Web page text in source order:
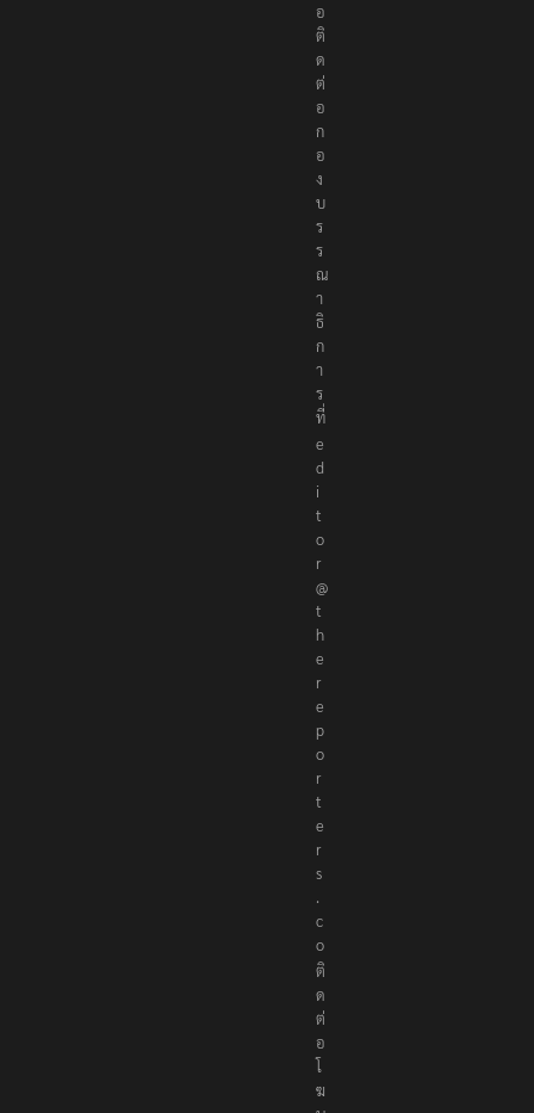
อ
ติ
ด
ต่
อ
ก
อ
ง
บ
ร
ร
ณ
า
ธิ
ก
า
ร
ที่
e
d
i
t
o
r
@
t
h
e
r
e
p
o
r
t
e
r
s
.
c
o
ติ
ด
ต่
อ
โ
ฆ